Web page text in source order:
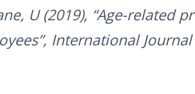
U (2019), “Age-related
International